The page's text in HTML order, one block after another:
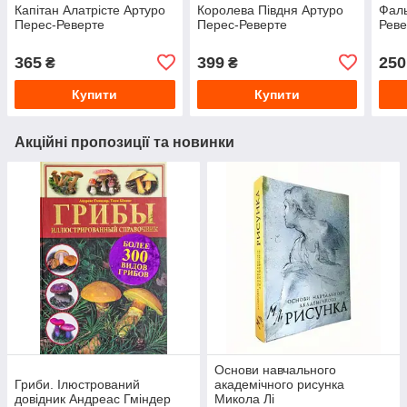
Капітан Алатрісте Артуро
Перес-Реверте
365 ₴
Купити
Королева Півдня Артуро
Перес-Реверте
399₴
Купити
250
Акційні пропозиції та новинки
Гриби. Ілюстрований
довідник Андреас Гміндер
Основи навчального
академічного рисунка
Микола Лі